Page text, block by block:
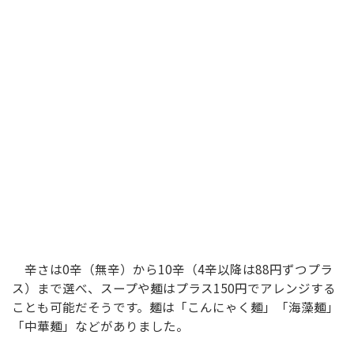
辛さは0辛（無辛）から10辛（4辛以降は88円ずつプラ
ス）まで選べ、スープや麺はプラス150円でアレンジする
ことも可能だそうです。麺は「こんにゃく麺」「海藻麺」
「中華麺」などがありました。